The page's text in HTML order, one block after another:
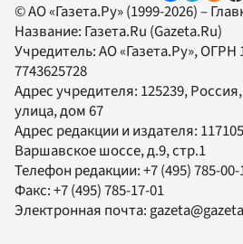
© АО «Газета.Ру» (1999-2026) –
Название: Газета.Ru (Gazeta.Ru)
Учредитель:АО «Газета.Ру», ОГРН
7743625728
Адрес учредителя: 125239,
улица, дом 67
Адрес редакции и издателя: 117105
Варшавское шоссе, д.9, стр.1
Телефон редакции:+7 (495) 785-
Факс:+7 (495) 785-17-01
Электронная почта: